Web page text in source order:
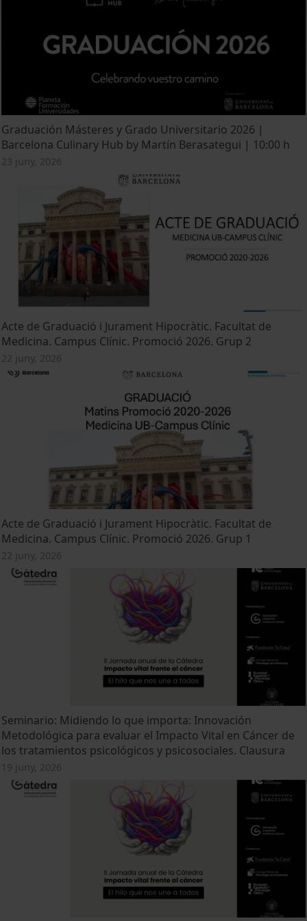
Graduación Másteres y Grado Universitario 2026 |
Barcelona Culinary Hub by Martín Berasategui | 10:00 h
23 juny, 2026
Acte de Graduació i Jurament Hipocràtic. Facultat de
Medicina. Campus Clínic. Promoció 2026. Grup 2
22 juny, 2026
Acte de Graduació i Jurament Hipocràtic. Facultat de
Medicina. Campus Clínic. Promoció 2026. Grup 1
22 juny, 2026
Seminario: Midiendo lo que importa: Innovación
Metodológica para evaluar el Impacto Vital en Cáncer de
los tratamientos psicológicos y psicosociales. Clausura
19 juny, 2026